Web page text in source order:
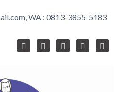
, WA : 0813-3855-5183